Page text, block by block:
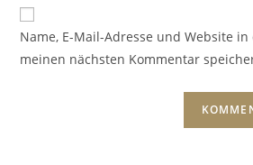
Name, E-Mail-Adresse und Website
meinen nächsten Kommentar